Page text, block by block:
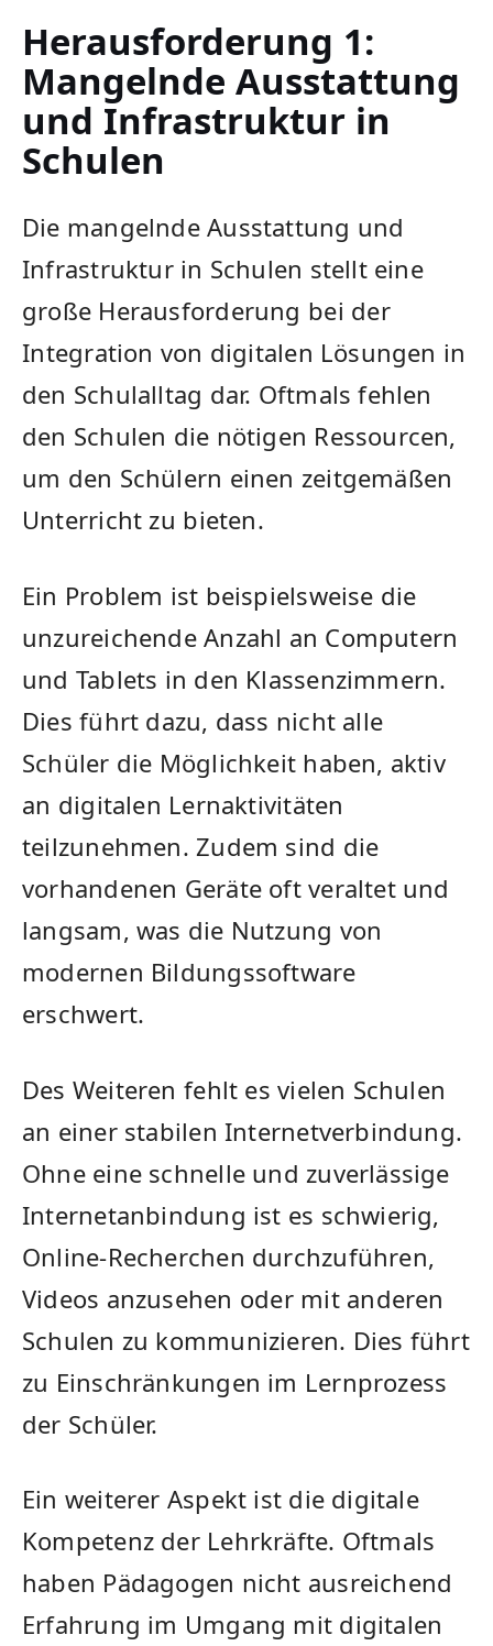
Herausforderung 1:
Mangelnde Ausstattung⁤
und Infrastruktur in
Schulen
Die ​mangelnde ​Ausstattung und
Infrastruktur in Schulen ​stellt eine
große Herausforderung ⁣bei ⁢der
⁤Integration von digitalen Lösungen in​
den Schulalltag dar. Oftmals fehlen
‌den Schulen​ die nötigen Ressourcen,
um den Schülern‍ einen zeitgemäßen
Unterricht zu⁢ bieten.
Ein Problem‌ ist ‍beispielsweise die
unzureichende Anzahl ‌an Computern
und Tablets in ‍den Klassenzimmern.
Dies führt dazu, dass nicht alle
Schüler ‌die Möglichkeit haben, aktiv
an⁤ digitalen Lernaktivitäten
‍teilzunehmen. Zudem sind die⁤
vorhandenen‌ Geräte ​oft veraltet und
langsam, was die Nutzung von
modernen Bildungssoftware
erschwert.
Des Weiteren⁤ fehlt es vielen‍ Schulen
an‍ einer stabilen Internetverbindung.
Ohne eine schnelle und zuverlässige
Internetanbindung​ ist es schwierig,
Online-Recherchen durchzuführen,⁢
Videos anzusehen⁢ oder ‌mit⁤ anderen
Schulen‍ zu kommunizieren. Dies führt
zu‍ Einschränkungen im Lernprozess
der Schüler.
Ein weiterer ‌Aspekt ist die digitale
Kompetenz der Lehrkräfte. Oftmals
haben Pädagogen nicht ausreichend
Erfahrung im Umgang mit digitalen